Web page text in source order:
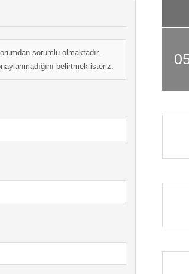
sorumlu olmaktadır.
belirtmek isteriz.